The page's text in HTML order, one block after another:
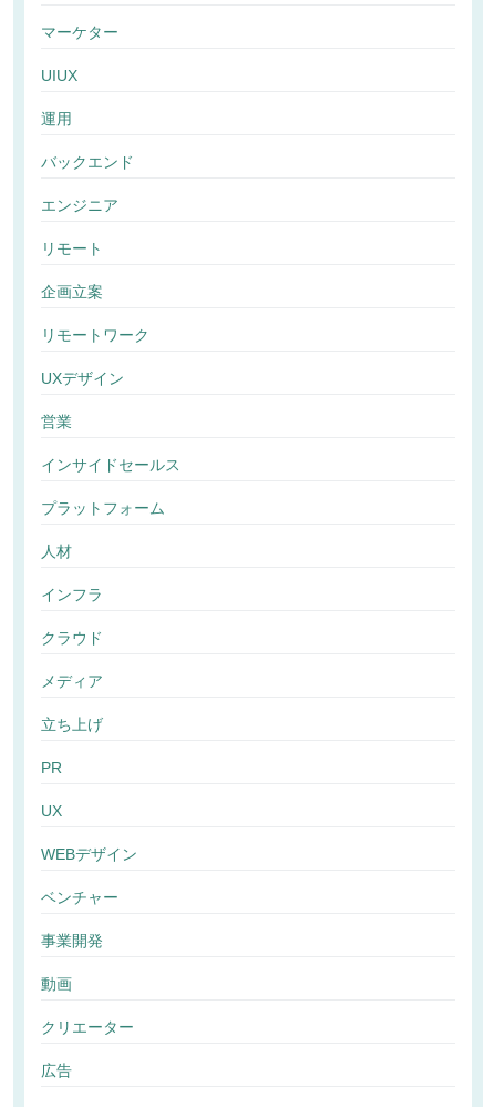
マーケター
UIUX
運用
バックエンド
エンジニア
リモート
企画立案
リモートワーク
UXデザイン
営業
インサイドセールス
プラットフォーム
人材
インフラ
クラウド
メディア
立ち上げ
PR
UX
WEBデザイン
ベンチャー
事業開発
動画
クリエーター
広告